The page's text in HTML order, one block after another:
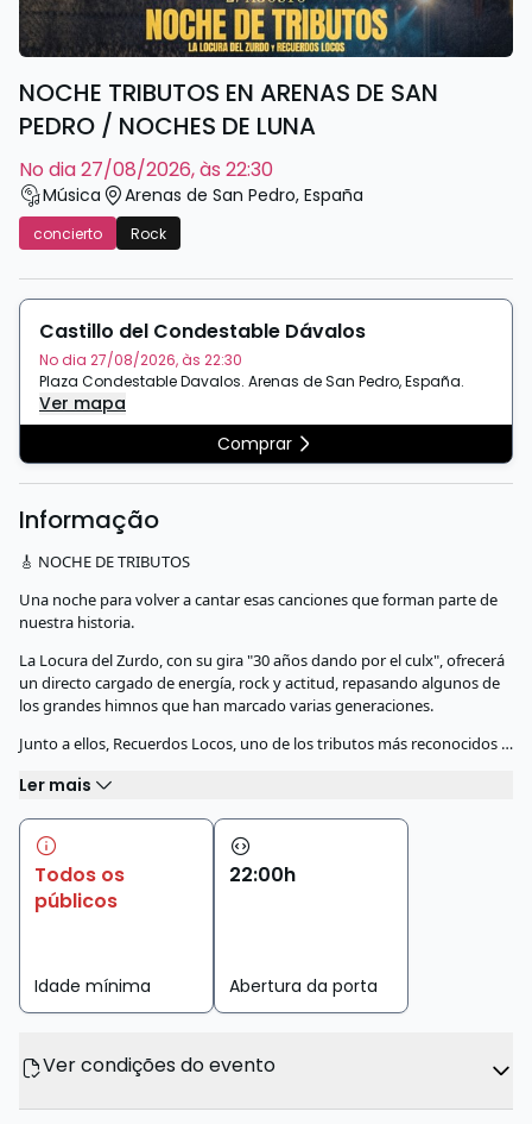
NOCHE TRIBUTOS EN ARENAS DE SAN
PEDRO / NOCHES DE LUNA
no dia 27/08/2026, às 22:30
Música Arenas de San Pedro, España
concierto Rock
Castillo del Condestable Dávalos
No dia 27/08/2026, às 22:30
Plaza Condestable Davalos. Arenas de San Pedro,España.
Ver mapa
Comprar
Informação
🎸 NOCHE DE TRIBUTOS
Una noche para volver a cantar esas canciones que forman parte de
nuestra historia.
La Locura del Zurdo, con su gira "30 años dando por el culx", ofrecerá
un directo cargado de energía, rock y actitud, repasando algunos de
los grandes himnos que han marcado varias generaciones.
Junto a ellos, Recuerdos Locos, uno de los tributos más reconocidos …
Ler mais
Todos os
públicos
Idade mínima
22:00h
Abertura da porta
Ver condições do evento